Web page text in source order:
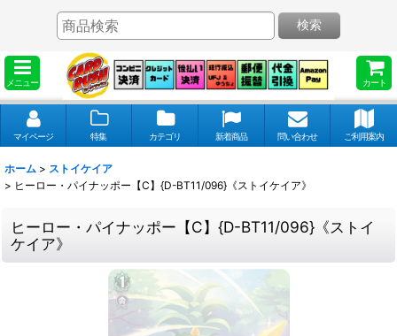
メニュー カート
検索
マイページ 特集 カテゴリ 新着商品 問い合わせ ご利用案内
ホーム > ストイケイア
> ヒーロー・パイナッポー【C】{D-BT11/096}《ストイケイア》
ヒーロー・パイナッポー【C】{D-BT11/096}《ストイ
ケイア》